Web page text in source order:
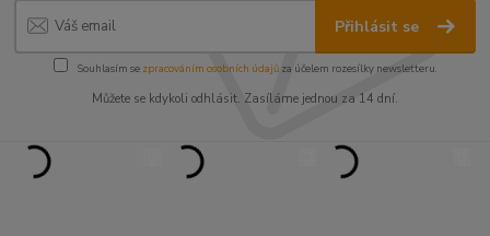
Přihlásit se
Souhlasím se zpracováním osobních údajůza účelem rozesílky newsletteru.
Můžete se kdykoli odhlásit. Zasíláme jednou za 14 dní.